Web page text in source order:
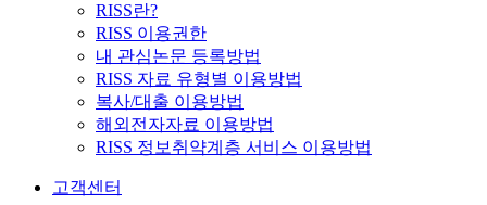
RISS란?
RISS 이용권한
내 관심논문 등록방법
RISS 자료 유형별 이용방법
복사/대출 이용방법
해외전자자료 이용방법
RISS 정보취약계층 서비스 이용방법
고객센터